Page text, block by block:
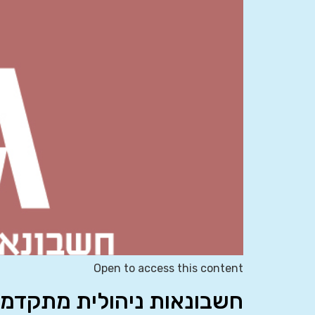
Open to access this content
חשבונאות ניהולית מתקדמת